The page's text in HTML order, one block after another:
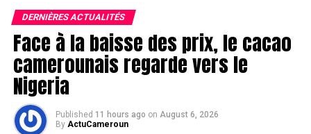
DERNIÈRES ACTUALITÉS
Face à la baisse des prix, le cacao
camerounais regarde vers le
Nigeria
Published 11 hours ago on August 6, 2026
By ActuCameroun